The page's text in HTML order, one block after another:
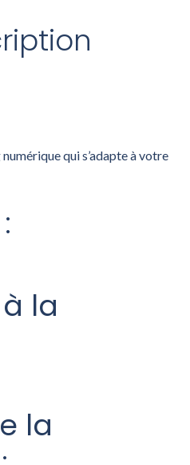
qui s’adapte à votre
:
à la
la